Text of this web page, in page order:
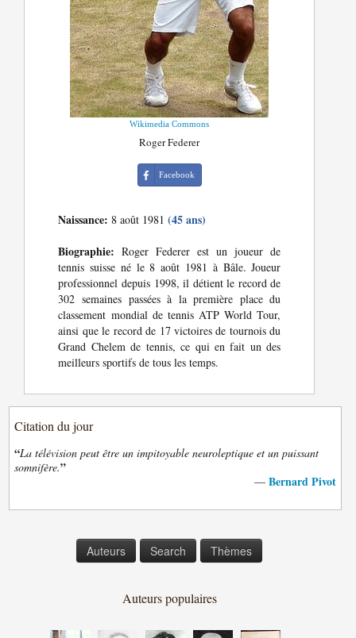
Wikimedia Commons
Roger Federer
Facebook
Naissance: 8 août 1981(45 ans)
Biographie: Roger Federer est un joueur de
tennis suisse né le 8 août 1981 à Bâle. Joueur
professionnel depuis 1998, il détient le record de
302 semaines passées à la première place du
classement mondial de tennis ATP World Tour,
ainsi que le record de 17 victoires de tournois du
Grand Chelem de tennis, ce qui en fait un des
meilleurs sportifs de tous les temps.
Citation du jour
“La télévision peut être un impitoyable neuroleptique et un puissant
somnifère.”
— Bernard Pivot
Auteurs Search Thèmes
Auteurs populaires